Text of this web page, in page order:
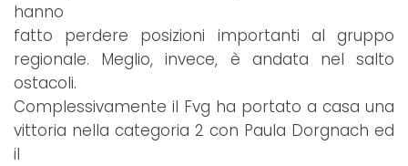
hanno
fatto perdere posizioni importanti al gruppo
regionale. Meglio, invece, è andata nel salto
ostacoli.
Complessivamente il Fvg ha portato a casa una
vittoria nella categoria 2 con Paula Dorgnach ed
il